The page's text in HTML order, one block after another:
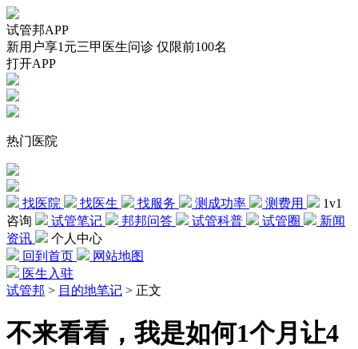
试管邦APP
新用户享1元三甲医生问诊 仅限前100名
打开APP
热门医院
找医院 找医生 找服务 测成功率 测费用
1v1
咨询
试管笔记 邦邦问答 试管科普 试管圈
新闻
资讯
个人中心
回到首页
网站地图
医生入驻
试管邦 > 目的地笔记 > 正文
不来看看，我是如何1个月让4